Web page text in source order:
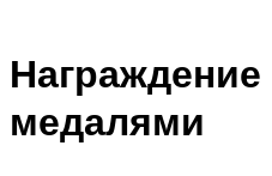
медалями